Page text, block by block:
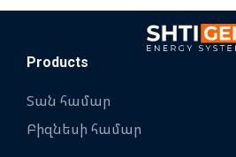
Products
Տան համար
Բիզնեսի համար